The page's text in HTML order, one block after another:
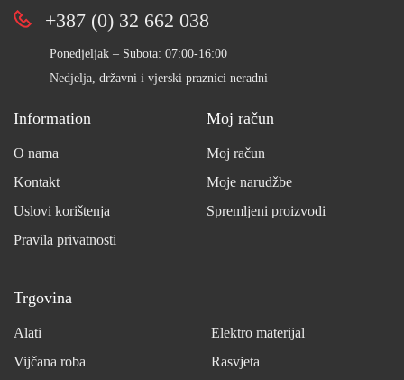
+387 (0) 32 662 038
Ponedjeljak – Subota: 07:00-16:00
Nedjelja, državni i vjerski praznici neradni
Information
O nama
Kontakt
Uslovi korištenja
Pravila privatnosti
Moj račun
Moj račun
Moje narudžbe
Spremljeni proizvodi
Trgovina
Alati
Elektro materijal
Vijčana roba
Rasvjeta